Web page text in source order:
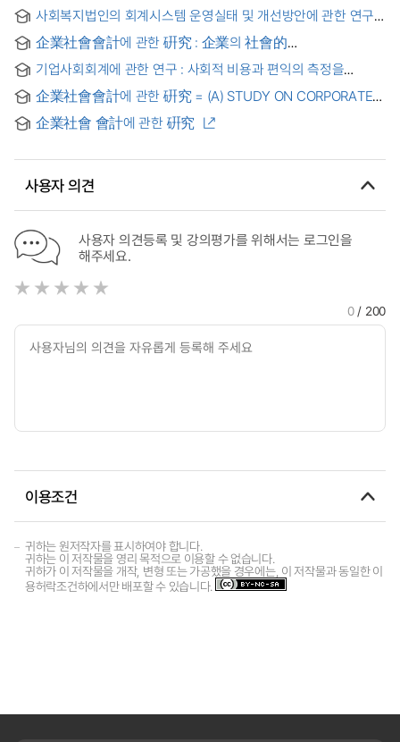
사회복지법인의 회계시스템 운영실태 및 개선방안에 관한 연구
= A study on the actual condition and improvement plan of
the accounting system of social welfare corporation
企業社會會計에 관한 硏究 : 企業의 社會的
費用測定方法을 中心으로 = (A) STUDY ON CORPORATE
SOCIAL ACCOUNTING : With Special Emphasis on the
Measurement of Corporate Social Costs
기업사회회계에 관한 연구 : 사회적 비용과 편익의 측정을
중심으로
企業社會會計에 관한 硏究 = (A) STUDY ON CORPORATE
SOCIAL ACCOUNTING
企業社會 會計에 관한 硏究
사용자 의견
사용자 의견등록 및 강의평가를 위해서는 로그인을
해주세요.
0/ 200
이용조건
귀하는 원저작자를 표시하여야 합니다.
귀하는 이 저작물을 영리 목적으로 이용할 수 없습니다.
귀하가 이 저작물을 개작, 변형 또는 가공했을 경우에는, 이 저작물과 동일한 이
용허락조건하에서만 배포할 수 있습니다.